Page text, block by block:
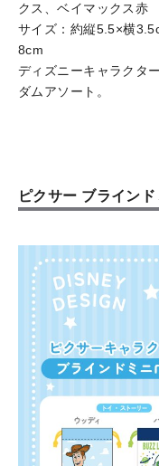
クス、ベイマックス赤
サイズ：約縦5.5×横
8cm
ディズニーキャラクタ
ダムアソート。
ピクサー ブライン